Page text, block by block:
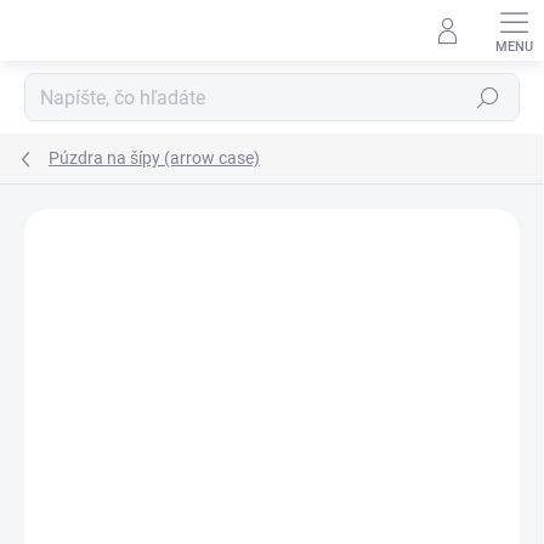
Hľadať
Púzdra na šípy (arrow case)